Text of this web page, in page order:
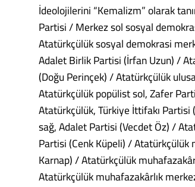
İdeolojilerini “Kemalizm” olarak
Partisi / Merkez sol sosyal
Atatürkçülük sosyal demokrasi
Adalet Birlik Partisi (İrfan Uzun) /
(Doğu Perinçek) / Atatürkçülük
Atatürkçülük popülist sol, Zafer
Atatürkçülük, Türkiye İttifakı
sağ, Adalet Partisi (Vecdet Öz) /
Partisi (Cenk Küpeli) / Atatürkçülük
Karnap) / Atatürkçülük
Atatürkçülük muhafazakârlık